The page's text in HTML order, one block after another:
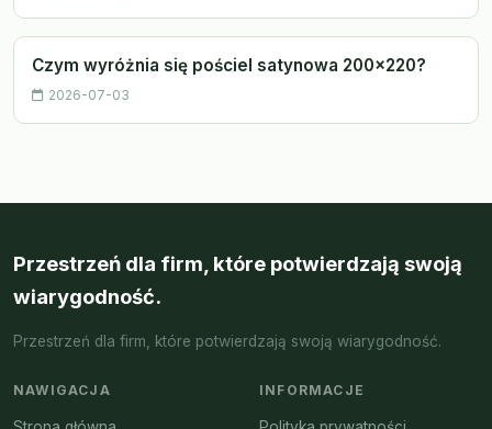
Czym wyróżnia się pościel satynowa 200x220?
2026-07-03
Przestrzeń dla firm, które potwierdzają swoją
wiarygodność.
Przestrzeń dla firm, które potwierdzają swoją wiarygodność.
NAWIGACJA INFORMACJE